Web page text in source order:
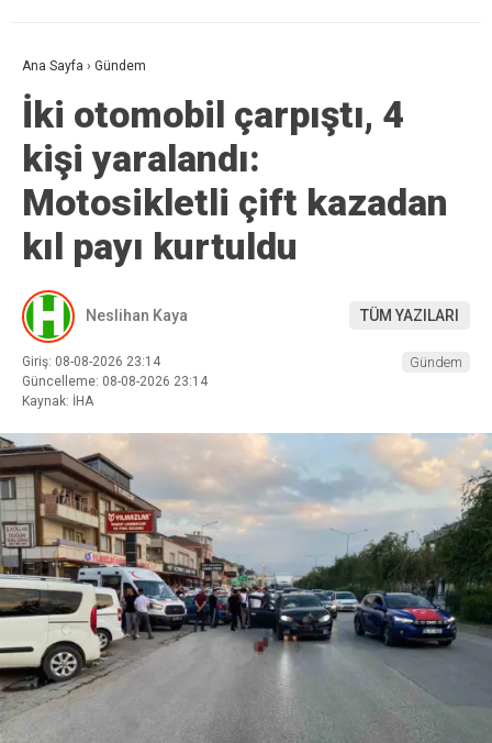
Ana Sayfa › Gündem
İki otomobil çarpıştı, 4
kişi yaralandı:
Motosikletli çift kazadan
kıl payı kurtuldu
Neslihan Kaya TÜM YAZILARI
Giriş: 08-08-2026 23:14
Güncelleme: 08-08-2026 23:14
Kaynak: İHA
Gündem